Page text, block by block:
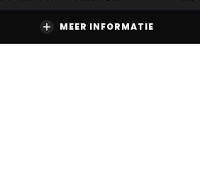
MEER INFORMATIE